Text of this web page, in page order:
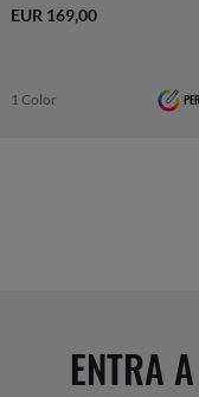
EUR 169,00
1 Color
ENTRA